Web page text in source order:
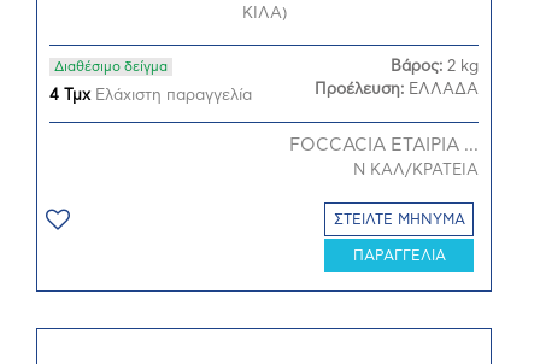
ΚΙΛΑ)
Διαθέσιμο δείγμα
4 ΤμχΕλάχιστη παραγγελία
Βάρος: 2 kg
Προέλευση: ΕΛΛΑΔΑ
FOCCACIA ΕΤΑΙΡΙΑ ...
Ν ΚΑΛ/ΚΡΑΤΕΙΑ
ΣΤΕΙΛΤΕ ΜΗΝΥΜΑ
ΠΑΡΑΓΓΕΛΙΑ